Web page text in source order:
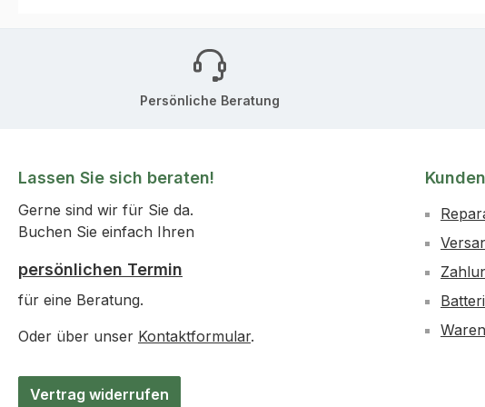
Persönliche Beratung
Lassen Sie sich beraten!
Gerne sind wir für Sie da.
Buchen Sie einfach Ihren
persönlichen Termin
für eine Beratung.
Oder über unser Kontaktformular.
Vertrag widerrufen